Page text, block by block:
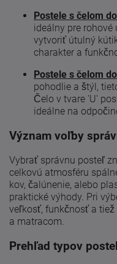
Postele s čelom
ideálny pre
vytvoriť útulný
charakter a
Postele s čelom
pohodlie a štýl,
Čelo v tvare 'U'
ideálne na
Význam voľby
Vybrať správnu posteľ
celkovú atmosféru
kov, čalúnenie, alebo
praktické výhody. Pri
veľkosť, funkčnosť a
a matracom.
Prehľad typov